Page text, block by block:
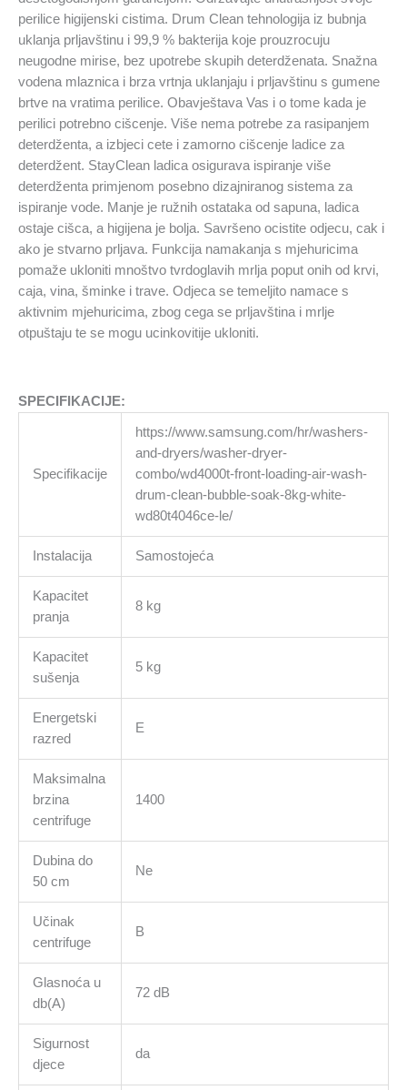
perilice higijenski cistima. Drum Clean tehnologija iz bubnja
uklanja prljavštinu i 99,9 % bakterija koje prouzrocuju
neugodne mirise, bez upotrebe skupih deterdženata. Snažna
vodena mlaznica i brza vrtnja uklanjaju i prljavštinu s gumene
brtve na vratima perilice. Obavještava Vas i o tome kada je
perilici potrebno cišcenje. Više nema potrebe za rasipanjem
deterdženta, a izbjeci cete i zamorno cišcenje ladice za
deterdžent. StayClean ladica osigurava ispiranje više
deterdženta primjenom posebno dizajniranog sistema za
ispiranje vode. Manje je ružnih ostataka od sapuna, ladica
ostaje cišca, a higijena je bolja. Savršeno ocistite odjecu, cak i
ako je stvarno prljava. Funkcija namakanja s mjehuricima
pomaže ukloniti mnoštvo tvrdoglavih mrlja poput onih od krvi,
caja, vina, šminke i trave. Odjeca se temeljito namace s
aktivnim mjehuricima, zbog cega se prljavština i mrlje
otpuštaju te se mogu ucinkovitije ukloniti.
SPECIFIKACIJE:
Specifikacije
https://www.samsung.com/hr/washers-
and-dryers/washer-dryer-
combo/wd4000t-front-loading-air-wash-
drum-clean-bubble-soak-8kg-white-
wd80t4046ce-le/
Instalacija Samostojeća
Kapacitet
pranja
8 kg
Kapacitet
sušenja
5 kg
Energetski
razred
E
Maksimalna
brzina
centrifuge
1400
Dubina do
50 cm
Ne
Učinak
centrifuge
B
Glasnoća u
db(A)
72 dB
Sigurnost
djece
da